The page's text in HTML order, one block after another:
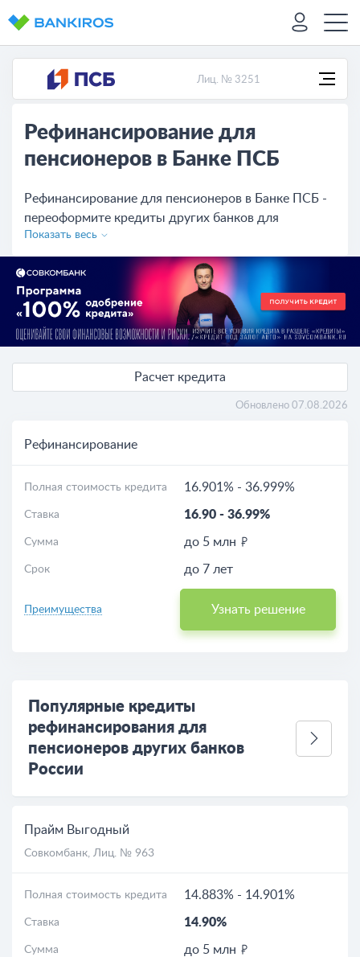
Лиц. № 3251
Рефинансирование для
пенсионеров в Банке ПСБ
Рефинансирование для пенсионеров в Банке ПСБ -
переоформите кредиты других банков для
пенсионеров под выгодные процентные ставки.
Сравните условия других банков, оставьте онлайн-
заявку на сайте.
Показать весь
Расчет кредита
Обновлено 07.08.2026
Рефинансирование
Полная стоимость кредита 16.901% - 36.999%
Ставка 16.90 - 36.99%
Сумма до 5 млн
Срок до 7 лет
Преимущества Узнать решение
Популярные кредиты
рефинансирования для
пенсионеров других банков
России
Прайм Выгодный
Совкомбанк, Лиц. № 963
Полная стоимость кредита 14.883% - 14.901%
Ставка 14.90%
Сумма до 5 млн